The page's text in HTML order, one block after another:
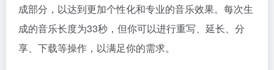
成部分，以达到更加个性化和专业的音乐效果。每次生
成的音乐长度为33秒，但你可以进行重写、延长、分
享、下载等操作，以满足你的需求。